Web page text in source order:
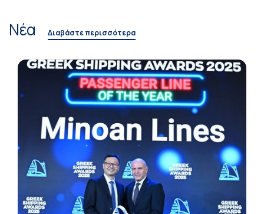
Νέα Διαβάστε περισσότερα